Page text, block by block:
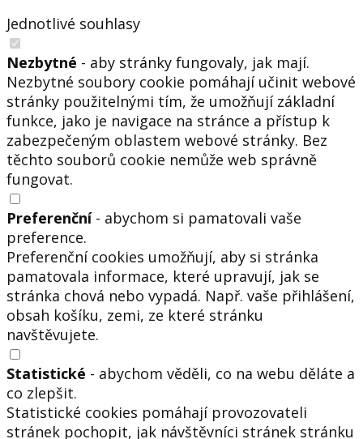
Jednotlivé souhlasy
Nezbytné - aby stránky fungovaly, jak mají.
Nezbytné soubory cookie pomáhají učinit webové
stránky použitelnými tím, že umožňují základní
funkce, jako je navigace na stránce a přístup k
zabezpečeným oblastem webové stránky. Bez
těchto souborů cookie nemůže web správně
fungovat.
Preferenční- abychom si pamatovali vaše
preference.
Preferenční cookies umožňují, aby si stránka
pamatovala informace, které upravují, jak se
stránka chová nebo vypadá. Např. vaše přihlášení,
obsah košíku, zemi, ze které stránku
navštěvujete.
Statistické - abychom věděli, co na webu děláte a
co zlepšit.
Statistické cookies pomáhají provozovateli
stránek pochopit, jak návštěvníci stránek stránku